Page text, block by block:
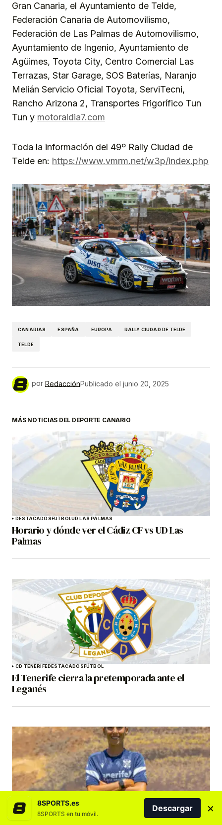
Gran Canaria, el Ayuntamiento de Telde,
Federación Canaria de Automovilismo,
Federación de Las Palmas de Automovilismo,
Ayuntamiento de Ingenio, Ayuntamiento de
Agüimes, Toyota City, Centro Comercial Las
Terrazas, Star Garage, SOS Baterías, Naranjo
Melián Servicio Oficial Toyota, ServiTecni,
Rancho Arizona 2, Transportes Frigorífico Tun
Tun y motoraldia7.com
Toda la información del 49º Rally Ciudad de
Telde en: https://www.vmrm.net/w3p/index.php
CANARIAS ESPAÑA EUROPA RALLY CIUDAD DE TELDE
TELDE
por RedacciónPublicado el junio 20, 2025
MÁS NOTICIAS DEL DEPORTE CANARIO
DESTACADOSFÚTBOLUD LAS PALMAS
Horario y dónde ver el Cádiz CF vs UD Las
Palmas
CD TENERIFEDESTACADOSFÚTBOL
El Tenerife cierra la pretemporada ante el
Leganés
COSTA ADEJE TENERIFEDESTACADOS
8SPORTS.es
8SPORTS en tu móvil.
Descargar ×